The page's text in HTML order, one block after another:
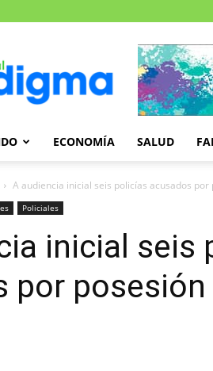
Paradigma
ECONOMÍA SALUD
A audiencia inicial seis policías acusados
Policiales
inicial seis
por